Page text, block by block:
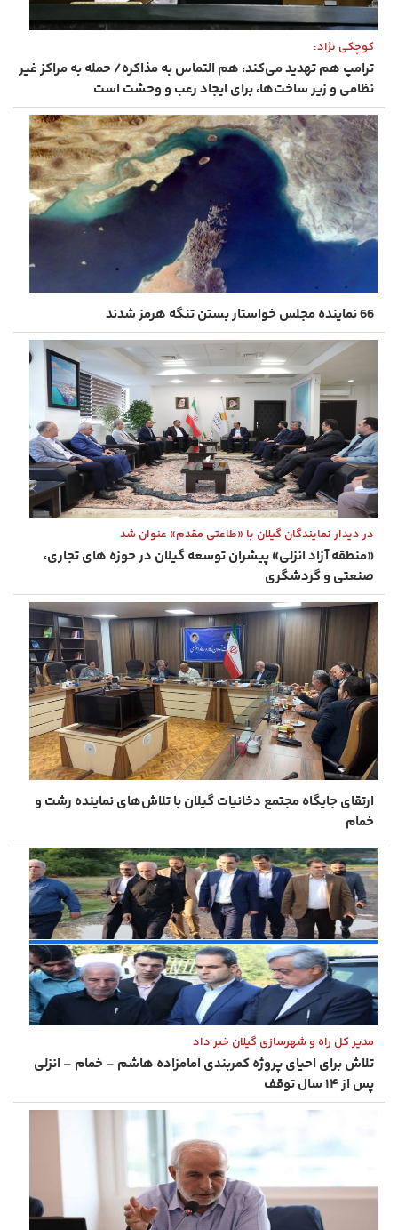
کوچکی ‌نژاد:
ترامپ هم تهدید می‌کند، هم التماس به مذاکره/ حمله به مراکز غیر
نظامی و زیر‌ ساخت‌ها، برای ایجاد رعب و وحشت است
66 نماینده مجلس خواستار بستن تنگه هرمز شدند
در دیدار نمایندگان گیلان با «طاعتی مقدم» عنوان شد
«منطقه آزاد انزلی» پیشران توسعه گیلان در حوزه های تجاری،
صنعتی و گردشگری
ارتقای جایگاه مجتمع دخانیات گیلان با تلاش‌های نماینده رشت و
خمام
مدیر کل راه و شهرسازی گیلان خبر داد
تلاش برای احیای پروژه کمربندی امامزاده هاشم – خمام – انزلی
پس از ۱۴ سال توقف